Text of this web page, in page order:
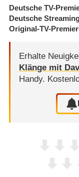
Deutsche TV-
Deutsche
Original-TV-
Erhalte
Klänge mit
Handy.